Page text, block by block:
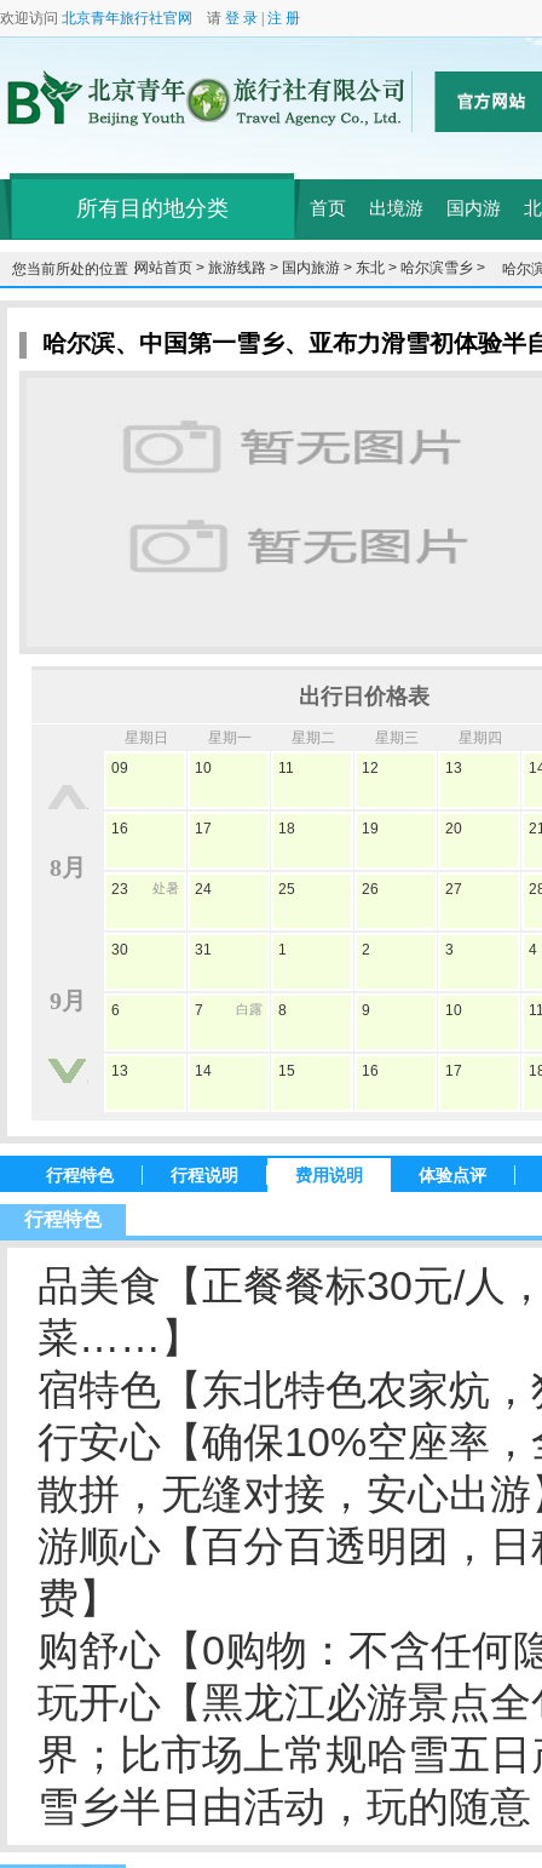
欢迎访问 北京青年旅行社官网 请 登 录 注 册
所有目的地分类 首页 出境游 国内游
您当前所处的位置：网站首页 > 旅游线路 > 国内旅游 > 东北 > 哈尔滨雪乡 > 哈尔
哈尔滨、中国第一雪乡、亚布力滑雪初体验半
出行日价格表
8月
9月
星期日 星期一 星期二 星期三 星期四
09
10 11 12 13
16 17 18 19 20
23 处暑 24 25 26 27
30 31 1 2 3 4
6 7 白露 8 9 10
13 14 15 16 17
行程特色 行程说明 费用说明 体验点评
行程特色
品美食【正餐餐标30元/人
菜……】
宿特色【东北特色农家炕
行安心【确保10%空座率
散拼，无缝对接，安心出游
游顺心【百分百透明团，
费】
购舒心【0购物：不含任何
玩开心【黑龙江必游景点
界；比市场上常规哈雪五
雪乡半日由活动，玩的随